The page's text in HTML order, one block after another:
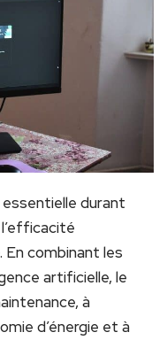
durant
combinant les
artificielle, le
à
d’énergie et à